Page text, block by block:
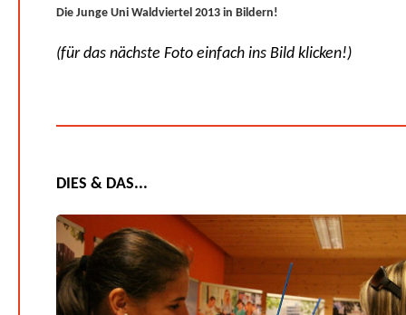
Die Junge Uni Waldviertel 2013 in Bildern!
(für das nächste Foto einfach ins Bild klicken!)
DIES & DAS...